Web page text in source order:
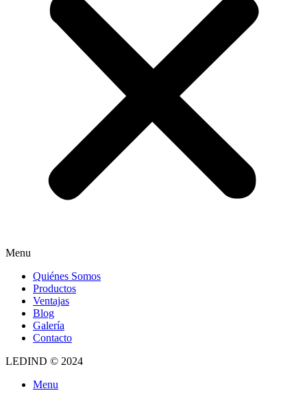
Menu
Quiénes Somos
Productos
Ventajas
Blog
Galería
Contacto
LEDIND © 2024
Menu